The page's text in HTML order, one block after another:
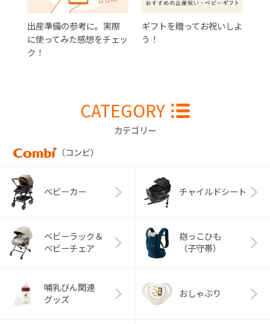
出産準備の参考に。実際
に使ってみた感想をチェッ
ク！
ギフトを贈ってお祝いしよ
う！
CATEGORY
カテゴリー
（コンビ）
ベビーカー チャイルドシート
ベビーラック＆
ベビーチェア
抱っこひも
（子守帯）
哺乳びん関連
グッズ
おしゃぶり